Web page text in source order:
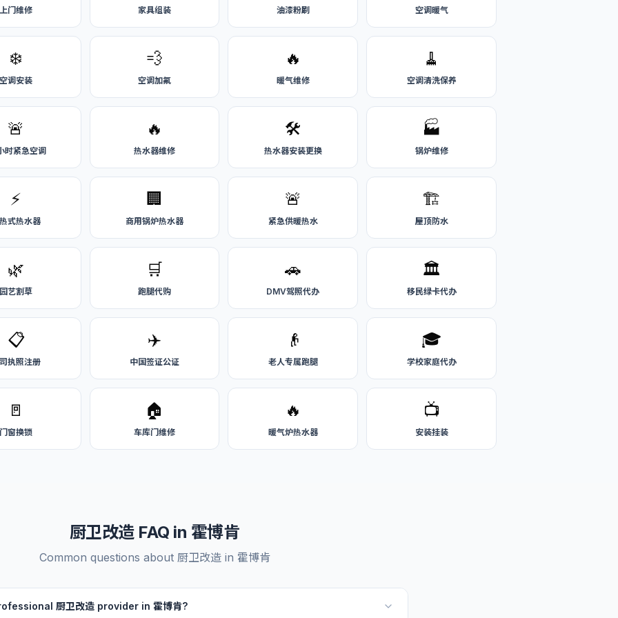
上门维修 家具组装 油漆粉刷 空调暖气
❄️
空调安装
💨
空调加氟
🔥
暖气维修
🧹
空调清洗保养
🚨
时紧急空调
🔥
热水器维修
🛠️
热水器安装更换
🏭
锅炉维修
⚡
式热水器
🏢
商用锅炉热水器
🚨
紧急供暖热水
🏗️
屋顶防水
🌿
园艺割草
🛒
跑腿代购
🚗
DMV驾照代办
🏛️
移民绿卡代办
📋
执照注册
✈️
中国签证公证
👴
老人专属跑腿
🎓
学校家庭代办
🚪
门窗换锁
🏠
车库门维修
🔥
暖气炉热水器
📺
安装挂装
厨卫改造 FAQ in 霍博肯
Common questions about 厨卫改造 in 霍博肯
厨卫改造 provider in 霍博肯?